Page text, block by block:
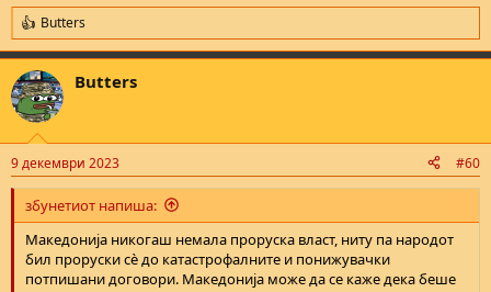
R
e
a
c
t
i
s
:
Butters
Butters
9 декември 2023 #60
збунетиот напиша:
Македонија никогаш немала проруска власт, ниту па народот
бил проруски сè до катастрофалните и понижувачки
потпишани договори. Македонија може да се каже дека беше